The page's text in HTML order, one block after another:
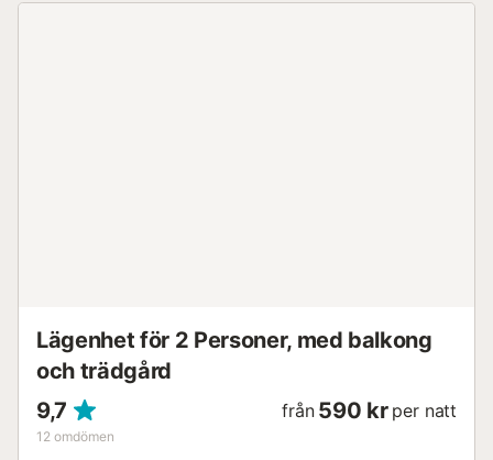
Lägenhet för 2 Personer, med balkong
och trädgård
9,7
12 omdömen
från 590 kr per natt